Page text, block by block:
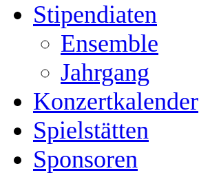
Stipendiaten
Ensemble
Jahrgang
Konzertkalender
Spielstätten
Sponsoren